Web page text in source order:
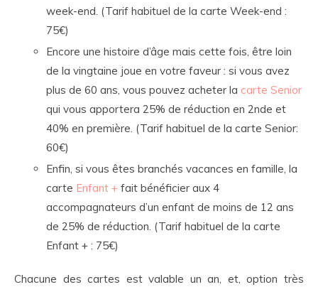
week-end. (Tarif habituel de la carte Week-end :
75€)
Encore une histoire d’âge mais cette fois, être loin
de la vingtaine joue en votre faveur : si vous avez
plus de 60 ans, vous pouvez acheter la carte Senior
qui vous apportera 25% de réduction en 2nde et
40% en première. (Tarif habituel de la carte Senior:
60€)
Enfin, si vous êtes branchés vacances en famille, la
carte Enfant + fait bénéficier aux 4
accompagnateurs d’un enfant de moins de 12 ans
de 25% de réduction. (Tarif habituel de la carte
Enfant + : 75€)
Chacune des cartes est valable un an, et, option très